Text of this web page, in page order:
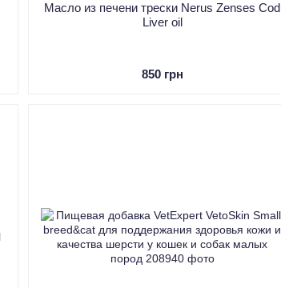
Масло из печени трески Nerus Zenses Cod
Liver oil
850 грн